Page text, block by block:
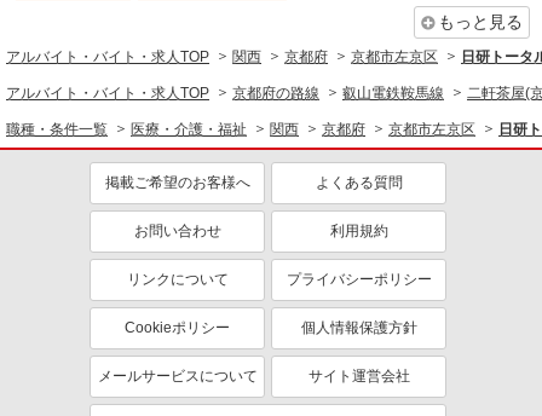
看護師・保健師・看護助手・助産師
同じ特徴から求人を探す
未経験歓迎
ミドル（40代～）活躍中
週2～3日勤務OK
交通費支給
社会保険あり
もっと見る
アルバイト・バイト・求人TOP 関西 京都府 京都市左京区 日研トータ
アルバイト・バイト・求人TOP 京都府の路線 叡山電鉄鞍馬線 二軒茶屋(
職種・条件一覧 医療・介護・福祉 関西 京都府 京都市左京区 日研
掲載ご希望のお客様へ よくある質問
お問い合わせ 利用規約
リンクについて プライバシーポリシー
Cookieポリシー 個人情報保護方針
メールサービスについて サイト運営会社